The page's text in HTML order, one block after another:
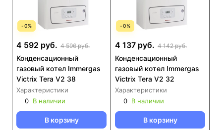
-0%
4 592 руб. 4 596 руб.
Конденсационный
газовый котел Immergas
Victrix Tera V2 38
Характеристики
0 В наличии
В корзину
-0%
4 137 руб. 4 142 руб.
Конденсационный
газовый котел Immergas
Victrix Tera V2 32
Характеристики
0 В наличии
В корзину